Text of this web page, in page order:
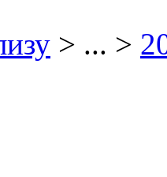
> ... >